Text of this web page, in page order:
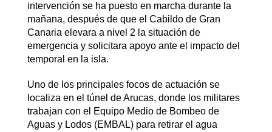
intervención se ha puesto en marcha durante la
mañana, después de que el Cabildo de Gran
Canaria elevara a nivel 2 la situación de
emergencia y solicitara apoyo ante el impacto del
temporal en la isla.
Uno de los principales focos de actuación se
localiza en el túnel de Arucas, donde los militares
trabajan con el Equipo Medio de Bombeo de
Aguas y Lodos (EMBAL) para retirar el agua